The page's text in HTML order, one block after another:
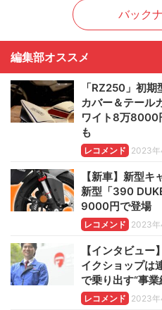
バック
編集部オススメ
「RZ250」初
カバー＆テール
ワイト8万8000
も
レコメンド 2023
【新車】新型
新型「390
9000円で登場
レコメンド 2023
【インタビュ
イクショップは
で乗り出す“事業
レコメンド 2023